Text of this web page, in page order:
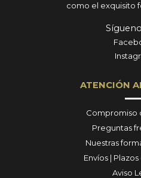
como el exquisito
ATENCIÓN
Compromiso
Preguntas
Nuestras
Envíos |
Aviso